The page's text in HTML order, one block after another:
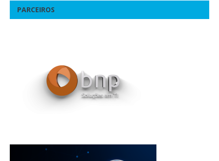
PARCEIROS